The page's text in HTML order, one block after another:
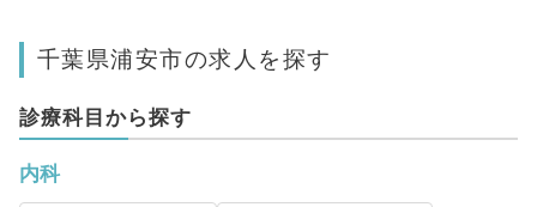
千葉県浦安市の求人を探す
診療科目から探す
内科